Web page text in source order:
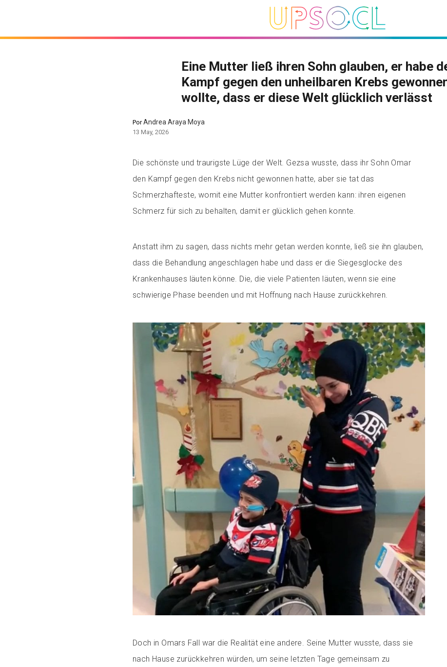
Eine Mutter ließ ihren Sohn glauben, er habe
Kampf gegen den unheilbaren Krebs
wollte, dass er diese Welt glücklich verlässt
PorAndrea Araya Moya
13 May, 2026
Die schönste und traurigste Lüge der Welt. Gezsa wusste, dass ihr Sohn Omar
den Kampf gegen den Krebs nicht gewonnen hatte, aber sie tat das
Schmerzhafteste, womit eine Mutter konfrontiert werden kann: ihren eigenen
Schmerz für sich zu behalten, damit er glücklich gehen konnte.
Anstatt ihm zu sagen, dass nichts mehr getan werden konnte, ließ sie ihn glauben,
dass die Behandlung angeschlagen habe und dass er die Siegesglocke des
Krankenhauses läuten könne. Die, die viele Patienten läuten, wenn sie eine
schwierige Phase beenden und mit Hoffnung nach Hause zurückkehren.
Doch in Omars Fall war die Realität eine andere. Seine Mutter wusste, dass sie
nach Hause zurückkehren würden, um seine letzten Tage gemeinsam zu